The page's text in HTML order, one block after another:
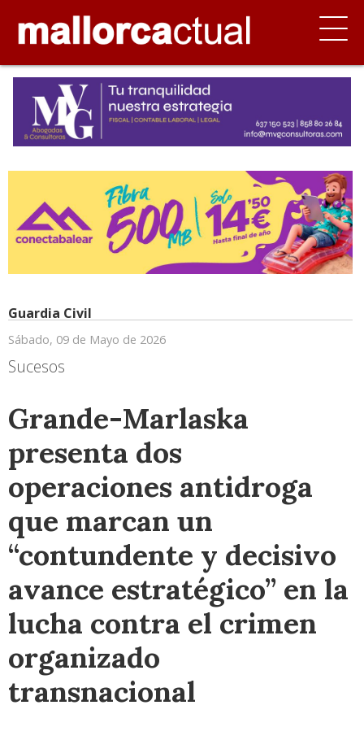
Guardia Civil
Sábado, 09 de Mayo de 2026
Sucesos
Grande-Marlaska
presenta dos
operaciones antidroga
que marcan un
“contundente y decisivo
avance estratégico” en la
lucha contra el crimen
organizado
transnacional